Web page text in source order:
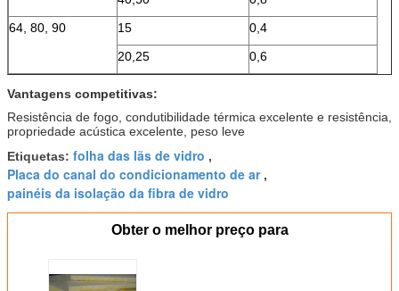
64, 80, 90
15
0,4
20,25
0,6
Vantagens competitivas:
Resistência de fogo, condutibilidade térmica excelente e resistência,
propriedade acústica excelente, peso leve
Etiquetas: folha das lãs de vidro ,
Placa do canal do condicionamento de ar,
painéis da isolação da fibra de vidro
Obter o melhor preço para